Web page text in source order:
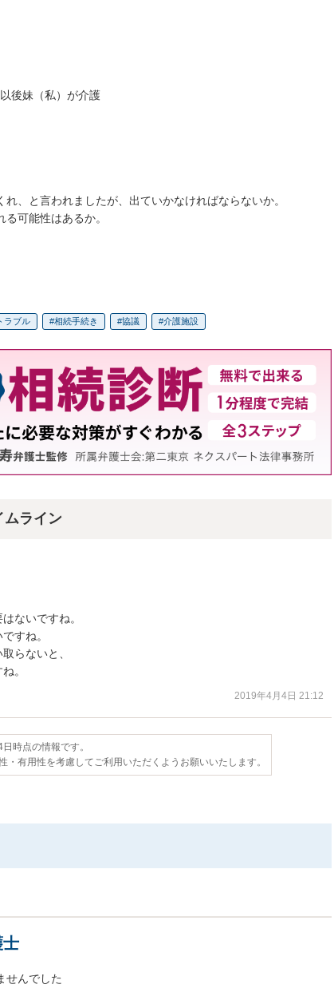
後妹（私）が介護
、と言われましたが、出ていかなければならないか。
可能性はあるか。
ラブル 相続手続き 協議 介護施設
ムライン
ないですね。
すね。
らないと、
。
2019年4月4日 21:12
時点の情報です。
・有用性を考慮してご利用いただくようお願いいたします。
士
せんでした